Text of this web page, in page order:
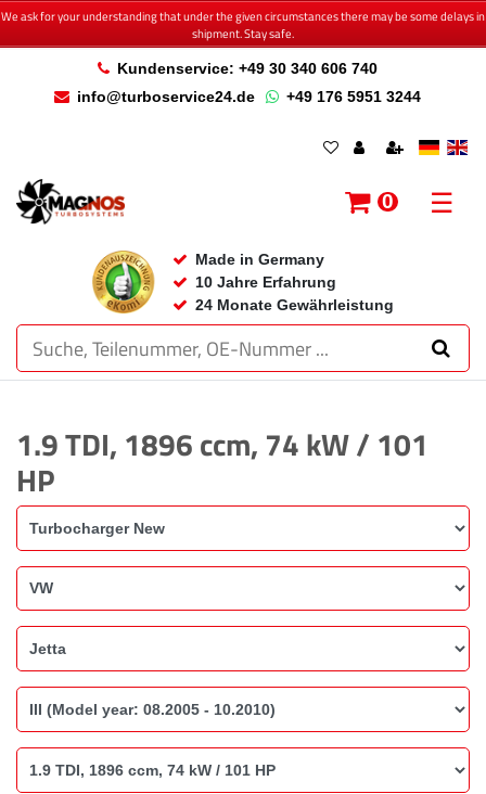
We ask for your understanding that under the given circumstances there may be some delays in
shipment. Stay safe.
Kundenservice: +49 30 340 606 740
info@turboservice24.de
+49 176 5951 3244
Made in Germany
10 Jahre Erfahrung
24 Monate Gewährleistung
0 ☰
1.9 TDI, 1896 ccm, 74 kW / 101
HP